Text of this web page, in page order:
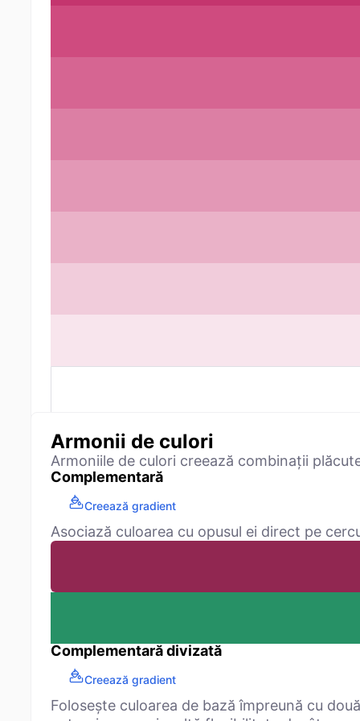
Armonii de culori
Armoniile de culori creează combinații
Complementară
Creează gradient
Asociază culoarea cu opusul ei direct pe
Complementară divizată
Creează gradient
Folosește culoarea de bază împreună cu